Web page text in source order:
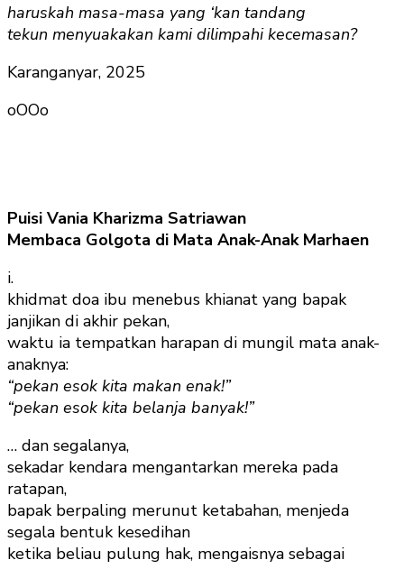
haruskah masa-masa yang ‘kan tandang
tekun menyuakakan kami dilimpahi kecemasan?
Karanganyar, 2025
oOOo
Puisi Vania Kharizma Satriawan
Membaca Golgota di Mata Anak-Anak Marhaen
i.
khidmat doa ibu menebus khianat yang bapak
janjikan di akhir pekan,
waktu ia tempatkan harapan di mungil mata anak-
anaknya:
“pekan esok kita makan enak!”
“pekan esok kita belanja banyak!”
… dan segalanya,
sekadar kendara mengantarkan mereka pada
ratapan,
bapak berpaling merunut ketabahan, menjeda
segala bentuk kesedihan
ketika beliau pulung hak, mengaisnya sebagai